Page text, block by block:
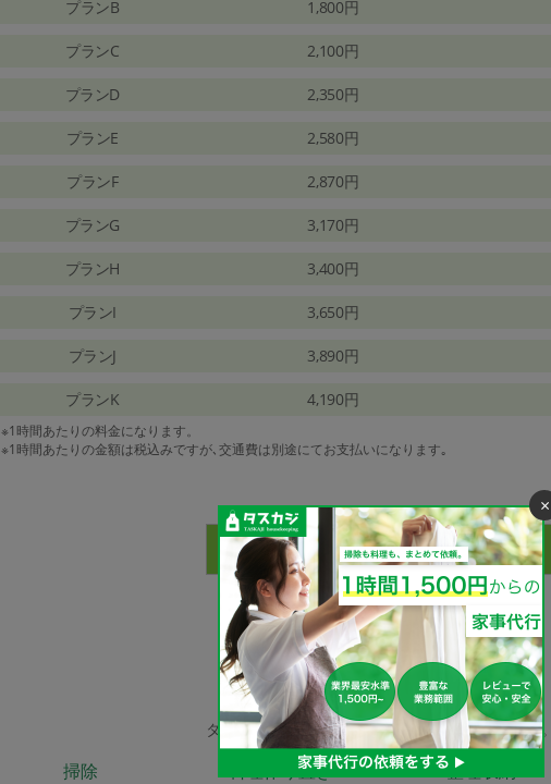
プランB 1,800円
プランC 2,100円
プランD 2,350円
プランE 2,580円
プランF 2,870円
プランG 3,170円
プランH 3,400円
プランI 3,650円
プランJ 3,890円
プランK 4,190円
※1時間あたりの料金になります。
※1時間あたりの金額は税込みですが､交通費は別途にてお支払いになります｡
家事代行サービスの種類
タスカジで依頼できるサービスは下記となります。
掃除 料理作り置き 整理収納
×